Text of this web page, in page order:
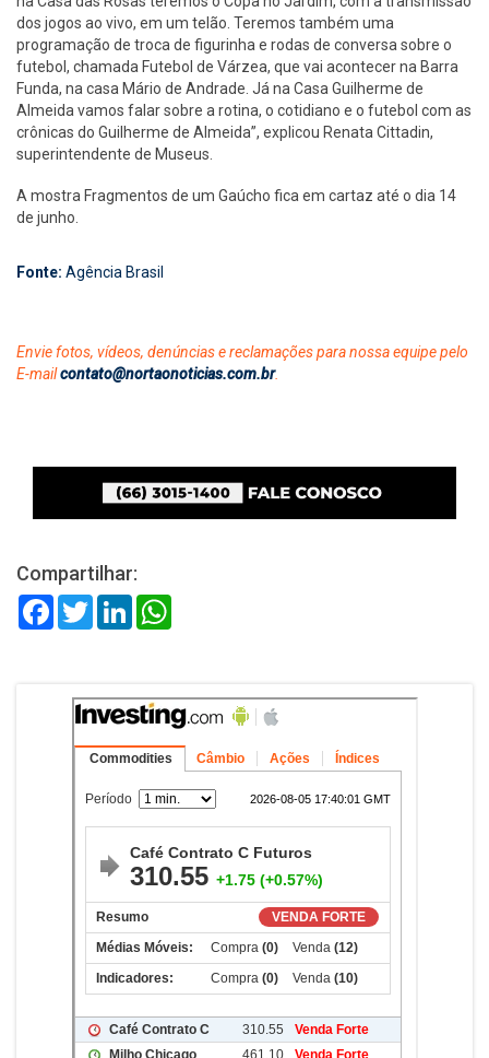
dos jogos ao vivo, em um telão. Teremos também uma
programação de troca de figurinha e rodas de conversa sobre o
futebol, chamada Futebol de Várzea, que vai acontecer na Barra
Funda, na casa Mário de Andrade. Já na Casa Guilherme de
Almeida vamos falar sobre a rotina, o cotidiano e o futebol com as
crônicas do Guilherme de Almeida”, explicou Renata Cittadin,
superintendente de Museus.
A mostra Fragmentos de um Gaúcho fica em cartaz até o dia 14
de junho.
Fonte: Agência Brasil
Envie fotos, vídeos, denúncias e reclamações para nossa equipe pelo
E-mailcontato@nortaonoticias.com.br.
Compartilhar:
FacebookTwitterLinkedIn